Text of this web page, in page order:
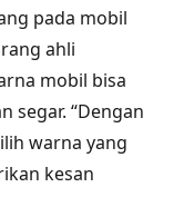
pada mobil
ahli
mobil bisa
segar. “Dengan
warna yang
kesan